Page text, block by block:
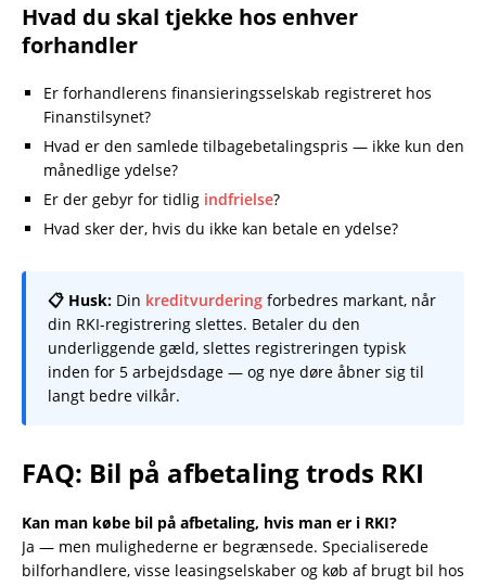
Hvad du skal tjekke hos enhver
forhandler
Er forhandlerens finansieringsselskab registreret hos
Finanstilsynet?
Hvad er den samlede tilbagebetalingspris — ikke kun den
månedlige ydelse?
Er der gebyr for tidlig indfrielse?
Hvad sker der, hvis du ikke kan betale en ydelse?
📋 Husk: Din kreditvurdering forbedres markant, når
din RKI-registrering slettes. Betaler du den
underliggende gæld, slettes registreringen typisk
inden for 5 arbejdsdage — og nye døre åbner sig til
langt bedre vilkår.
FAQ: Bil på afbetaling trods RKI
Kan man købe bil på afbetaling, hvis man er i RKI?
Ja — men mulighederne er begrænsede. Specialiserede
bilforhandlere, visse leasingselskaber og køb af brugt bil hos